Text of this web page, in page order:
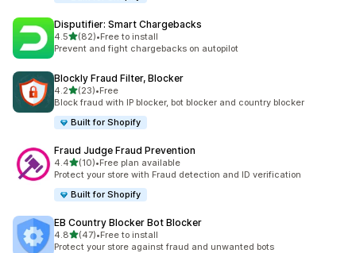
Disputifier: Smart Chargebacks
4.55つ星中
(82)
合計レビュー数：82件
•Free to install
Prevent and fight chargebacks on autopilot
Blockly Fraud Filter, Blocker
4.25つ星中
(23)
合計レビュー数：23件
•Free
Block fraud with IP blocker, bot blocker and country blocker
Built for Shopify
Fraud Judge Fraud Prevention
4.45つ星中
(10)
合計レビュー数：10件
•Free plan available
Protect your store with Fraud detection and ID verification
Built for Shopify
EB Country Blocker Bot Blocker
4.85つ星中
(47)
合計レビュー数：47件
•Free to install
Protect your store against fraud and unwanted bots